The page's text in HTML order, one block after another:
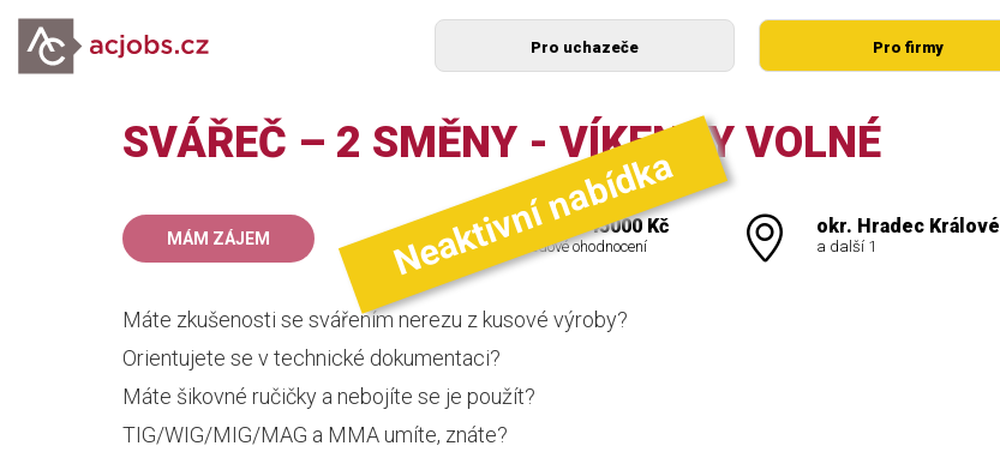
Pro uchazeče Pro firmy
SVÁŘEČ – 2 SMĚNY - VÍKENDY VOLNÉ
Neaktivní nabídka
MÁM ZÁJEM
33000 - 45000 Kč
mzdové ohodnocení
okr. Hradec Králové
a další 1
Máte zkušenosti se svářením nerezu z kusové výroby?
Orientujete se v technické dokumentaci?
Máte šikovné ručičky a nebojíte se je použít?
TIG/WIG/MIG/MAG a MMA umíte, znáte?